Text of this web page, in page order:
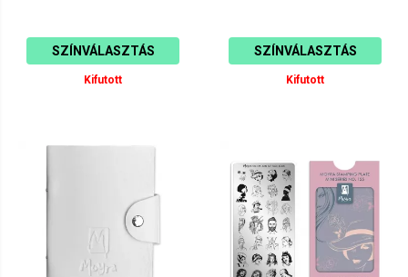
SZÍNVÁLASZTÁS
Kifutott
SZÍNVÁLASZTÁS
Kifutott